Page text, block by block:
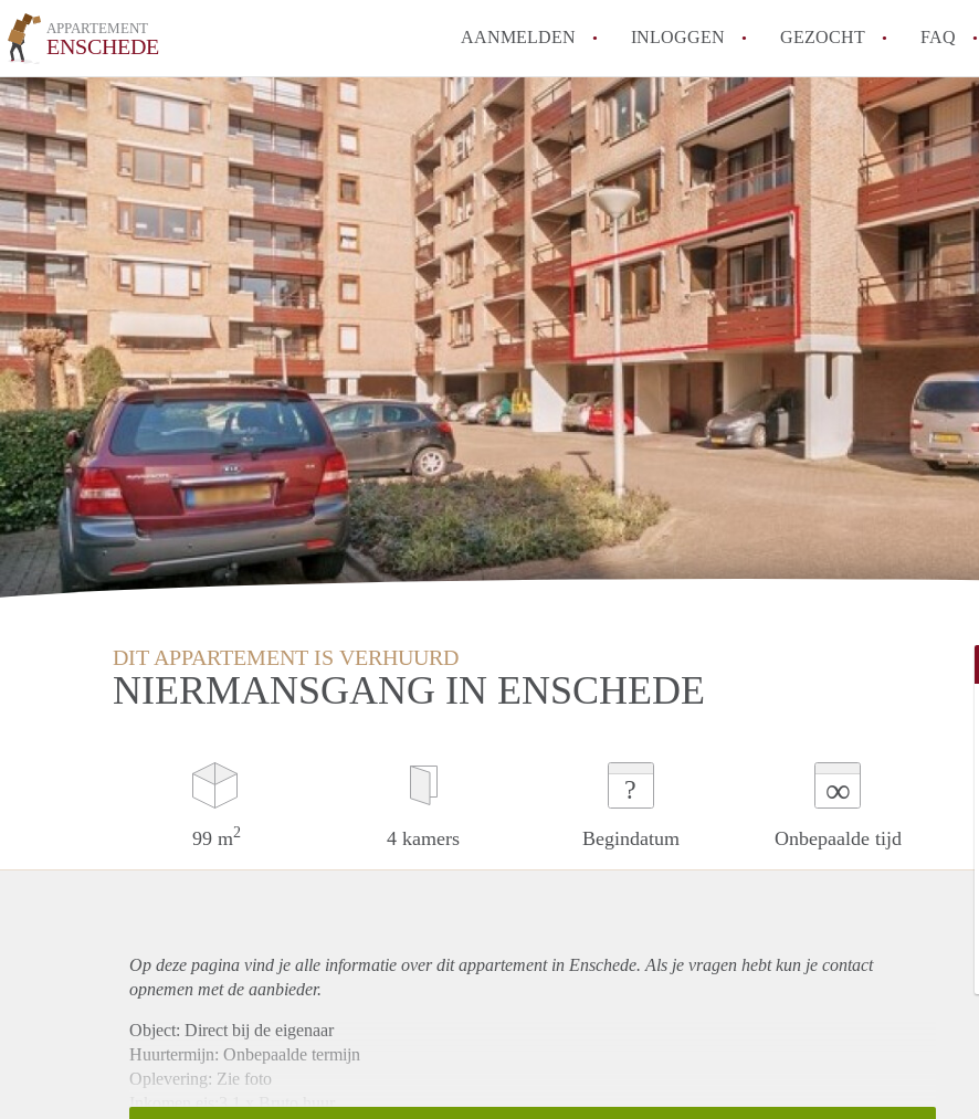
APPARTEMENT
ENSCHEDE AANMELDEN INLOGGEN GEZOCHT FAQ
How to translate AppartementEnschede!
Wat is AppartementEnschede?
Hoeveel kost het om te reageren op een
Wat is de privacyverklaring van
Berekent AppartementEnschede
makelaarsvergoeding/
Alle veelgestelde vragen
DIT APPARTEMENT IS VERHUURD
NIERMANSGANG IN ENSCHEDE
99 m2 4 kamers
?
Begindatum
∞
Onbepaalde tijd
Op deze pagina vind je alle informatie over ditappartementin Enschede. Als je vragen hebt kun je contact
opnemen met de aanbieder.
Object: Direct bij de eigenaar
Huurtermijn: Onbepaalde termijn
Oplevering: Zie foto
Inkomen eis:3,1 x Bruto huur